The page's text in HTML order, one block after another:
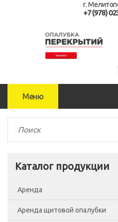
г.
+7 (978)
Меню
Каталог продукции
Аренда
Аренда щитовой опалубки